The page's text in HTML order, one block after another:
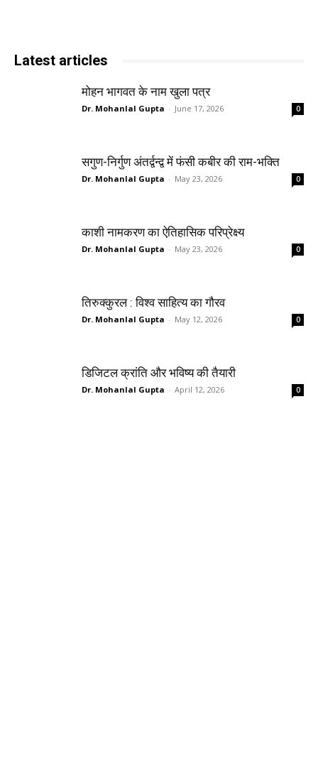
Latest articles
मोहन भागवत के नाम खुला पत्र
Dr. Mohanlal Gupta - June 17, 2026 0
सगुण-निर्गुण अंतर्द्वन्द्व में फंसी कबीर की राम-भक्ति
Dr. Mohanlal Gupta - May 23, 2026 0
काशी नामकरण का ऐतिहासिक परिप्रेक्ष्य
Dr. Mohanlal Gupta - May 23, 2026 0
तिरुक्कुरल : विश्व साहित्य का गौरव
Dr. Mohanlal Gupta - May 12, 2026 0
डिजिटल क्रांति और भविष्य की तैयारी
Dr. Mohanlal Gupta - April 12, 2026 0